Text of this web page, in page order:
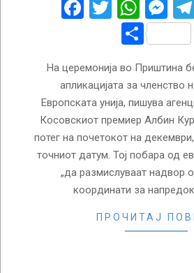
Facebook
Twitter
Share
На церемонија во Приштина
апликацијата за членство
Европската унија, пишува
Косовскиот премиер Албин
потег на почетокот на
точниот датум. Тој побара од
„да размислуваат надвор
координати за
ПРОЧИТАЈ